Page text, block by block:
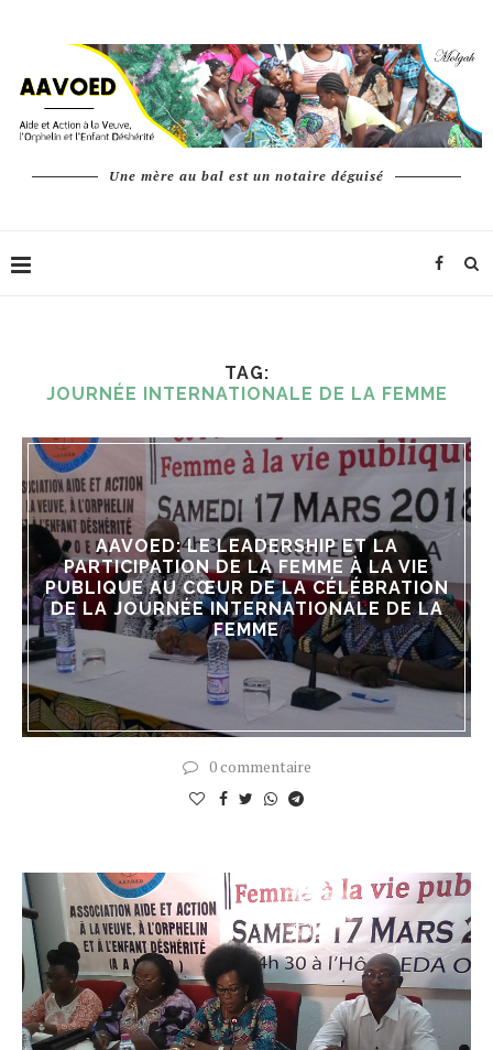
Une mère au bal est un notaire déguisé
TAG:
JOURNÉE INTERNATIONALE DE LA FEMME
AAVOED: LE LEADERSHIP ET LA
PARTICIPATION DE LA FEMME À LA VIE
PUBLIQUE AU CŒUR DE LA CÉLÉBRATION
DE LA JOURNÉE INTERNATIONALE DE LA
FEMME
0 commentaire